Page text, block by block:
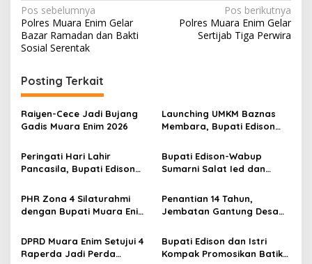
N
a
v
i
g
a
s
i
p
s
Pos sebelumnya
Polres Muara Enim Gelar
Bazar Ramadan dan Bakti
Sosial Serentak
Pos berikutnya
Polres Muara Enim Gelar
Sertijab Tiga Perwira
Posting Terkait
Raiyen-Cece Jadi Bujang
Gadis Muara Enim 2026
Launching UMKM Baznas
Membara, Bupati Edison
Usaha kepada 200
Mustahik
Peringati Hari Lahir
Pancasila, Bupati Edison
Perkokoh Persatuan dan
Kawal Pembangunan
Bupati Edison-Wabup
Sumarni Salat Ied dan
di Masjid Agung
PHR Zona 4 Silaturahmi
dengan Bupati Muara Enim
Sinergi Dukung Ketahanan
Energi Nasional
Penantian 14 Tahun,
Jembatan Gantung Desa
DPRD Muara Enim Setujui 4
Raperda Jadi Perda
Bupati Edison dan Istri
Kompak Promosikan Batik